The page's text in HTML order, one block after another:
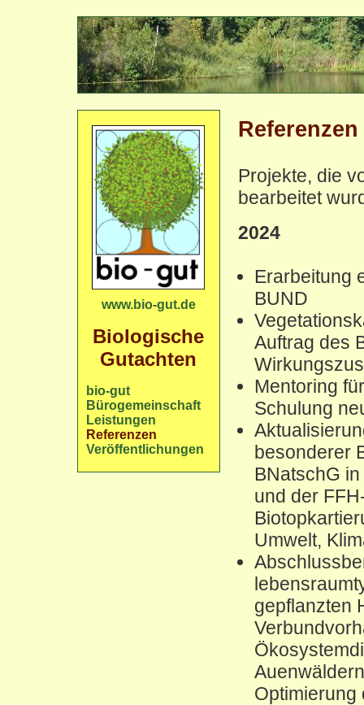
www.bio-gut.de
Biologische
Gutachten
bio-gut
Bürogemeinschaft
Leistungen
Referenzen
Veröffentlichungen
Referenzen
Projekte, die
bearbeitet
2024
Erarbeitung
BUND
Auftrag des
Mentoring
Schulung
besonderer
BNatschG
und der
Umwelt,
gepflanzten
Optimierung